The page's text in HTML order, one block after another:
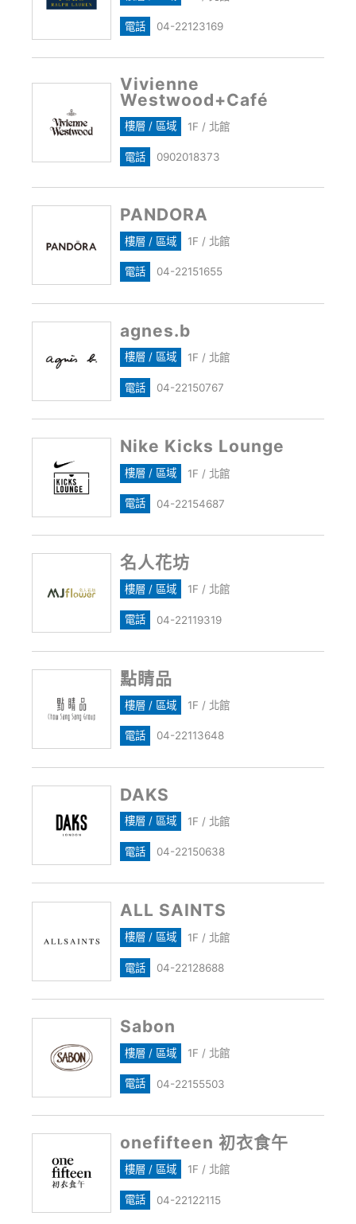
電話 04-22123169
Vivienne
Westwood+Café
樓層 / 區域 1F / 北館
電話 0902018373
PANDORA
樓層 / 區域 1F / 北館
電話 04-22151655
agnes.b
樓層 / 區域 1F / 北館
電話 04-22150767
Nike Kicks Lounge
樓層 / 區域 1F / 北館
電話 04-22154687
名人花坊
樓層 / 區域 1F / 北館
電話 04-22119319
點睛品
樓層 / 區域 1F / 北館
電話 04-22113648
DAKS
樓層 / 區域 1F / 北館
電話 04-22150638
ALL SAINTS
樓層 / 區域 1F / 北館
電話 04-22128688
Sabon
樓層 / 區域 1F / 北館
電話 04-22155503
onefifteen 初衣食午
樓層 / 區域 1F / 北館
電話 04-22122115